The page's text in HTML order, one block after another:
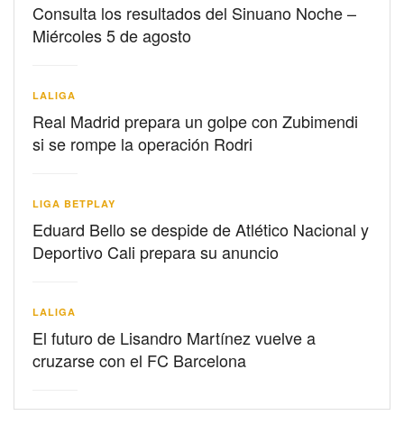
Consulta los resultados del Sinuano Noche –
Miércoles 5 de agosto
LALIGA
Real Madrid prepara un golpe con Zubimendi
si se rompe la operación Rodri
LIGA BETPLAY
Eduard Bello se despide de Atlético Nacional y
Deportivo Cali prepara su anuncio
LALIGA
El futuro de Lisandro Martínez vuelve a
cruzarse con el FC Barcelona